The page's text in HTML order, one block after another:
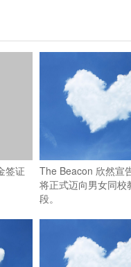
签证
The Beacon 欣然宣
将正式迈向男女同校
段。